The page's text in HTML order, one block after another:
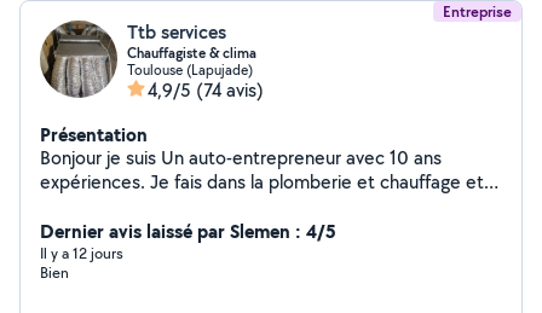
Entreprise
Ttb services
Chauffagiste & clima
Toulouse (Lapujade)
4,9/5 (74 avis)
Présentation
Bonjour je suis Un auto-entrepreneur avec 10 ans
expériences. Je fais dans la plomberie et chauffage et
Chauffage Climatisation Je suis à votre disposition pour
vous accompagner dans vos différents problèmes H24
le plaisir est pour moi de vous satisfaire et mes
Dernier avis laissé par Slemen : 4/5
Il y a 12 jours
Bien